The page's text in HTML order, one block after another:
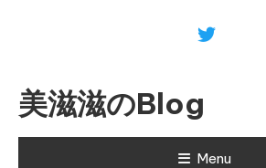
美滋滋のBlog
Menu